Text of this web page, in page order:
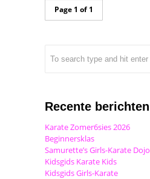
Page 1 of 1
Recente berichten
Karate Zomer6sies 2026
Beginnersklas
Samurette’s Girls-Karate Dojo
Kidsgids Karate Kids
Kidsgids Girls-Karate